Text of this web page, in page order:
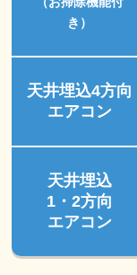
き）
天井埋込4方向
エアコン
天井埋込
1・2方向
エアコン